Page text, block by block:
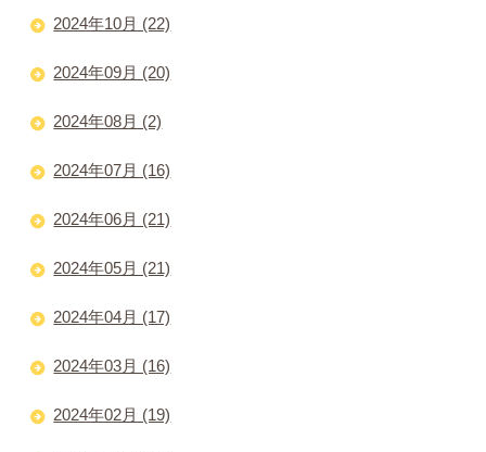
2024年10月 (22)
2024年09月 (20)
2024年08月 (2)
2024年07月 (16)
2024年06月 (21)
2024年05月 (21)
2024年04月 (17)
2024年03月 (16)
2024年02月 (19)